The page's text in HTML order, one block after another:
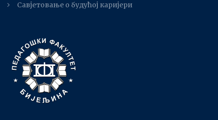
Савјетовање о будућој каријери